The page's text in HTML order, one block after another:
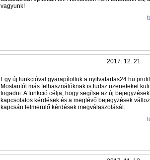
vagyunk!
2017. 12. 21.
Egy új funkcióval gyarapítottuk a nyitvatartas24.hu
Mostantól más felhasználóknak is tudsz üzeneteket
fogadni. A funkció célja, hogy segítse az új
kapcsolatos kérdések és a meglévő bejegyzések
kapcsán felmerülő kérdések megválaszolását.